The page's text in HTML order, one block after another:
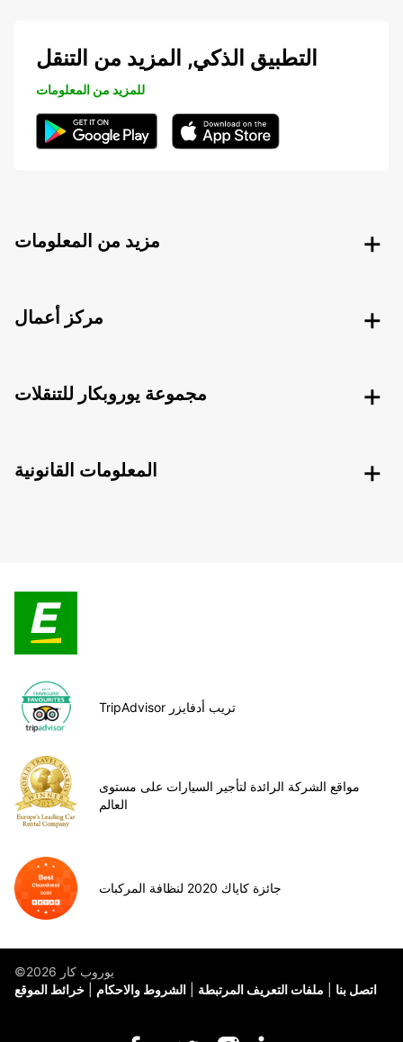
التطبيق الذكي, المزيد من التنقل
للمزيد من المعلومات
مزيد من المعلومات
مركز أعمال
مجموعة يوروبكار للتنقلات
المعلومات القانونية
TripAdvisor تريب أدفايزر
مواقع الشركة الرائدة لتأجير السيارات على مستوى
العالم
جائزة كاياك 2020 لنظافة المركبات
©يوروب كار 2026
خرائط الموقع
الشروط والاحكام ملفات التعريف المرتبطة اتصل بنا